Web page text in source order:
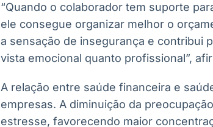
“Quando o colaborador tem suporte
ele consegue organizar melhor o
a sensação de insegurança e contribui
vista emocional quanto profissional”,
A relação entre saúde financeira e
empresas. A diminuição da
estresse, favorecendo maior